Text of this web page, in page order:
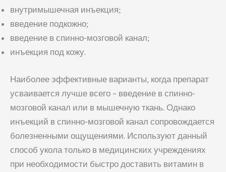
внутримышечная инъекция;
введение подкожно;
введение в спинно-мозговой канал;
инъекция под кожу.
Наиболее эффективные варианты, когда препарат
усваивается лучше всего – введение в спинно-
мозговой канал или в мышечную ткань. Однако
инъекций в спинно-мозговой канал сопровождается
болезненными ощущениями. Используют данный
способ укола только в медицинских учреждениях
при необходимости быстро доставить витамин в